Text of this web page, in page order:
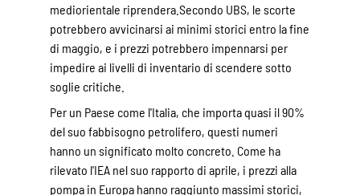
mediorientale riprendera.Secondo UBS, le scorte
potrebbero avvicinarsi ai minimi storici entro la fine
di maggio, e i prezzi potrebbero impennarsi per
impedire ai livelli di inventario di scendere sotto
soglie critiche.
Per un Paese come l'Italia, che importa quasi il 90%
del suo fabbisogno petrolifero, questi numeri
hanno un significato molto concreto. Come ha
rilevato l'IEA nel suo rapporto di aprile, i prezzi alla
pompa in Europa hanno raggiunto massimi storici,